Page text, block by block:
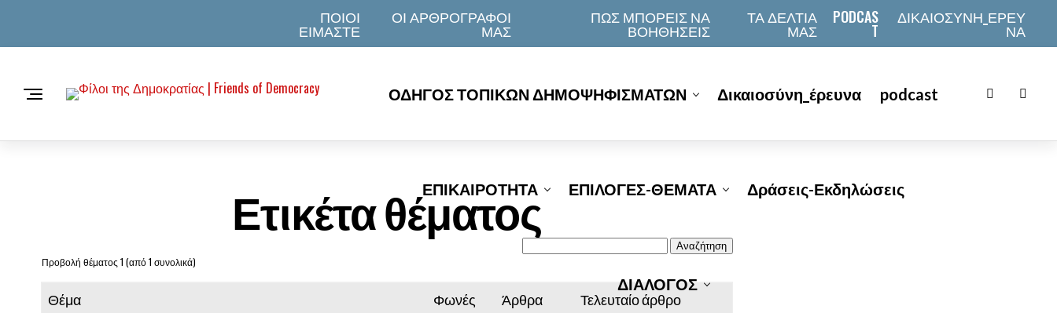
ΠΟΙΟΙ
ΕΙΜΑΣΤΕ
ΟΙ ΑΡΘΡΟΓΡΆΦΟΙ
ΜΑΣ
ΠΩΣ ΜΠΟΡΕΙΣ ΝΑ
ΒΟΗΘΗΣΕΙΣ
ΤΑ ΔΕΛΤΙΑ
ΜΑΣ
PODCAS
T
ΔΙΚΑΙΟΣΎΝΗ_ΈΡΕΥ
ΝΑ
ΟΔΗΓΟΣ ΤΟΠΙΚΩΝ ΔΗΜΟΨΗΦΙΣΜΑΤΩΝ Δικαιοσύνη_έρευνα podcast
ΕΠΙΚΑΙΡΟΤΗΤΑ ΕΠΙΛΟΓΕΣ-ΘΕΜΑΤΑ Δράσεις-Εκδηλώσεις
ΔΙΑΛΟΓΟΣ
Ετικέτα θέματος
Προβολή θέματος 1 (από 1 συνολικά)
Θέμα Φωνές Άρθρα
Τελευταίο άρθρο